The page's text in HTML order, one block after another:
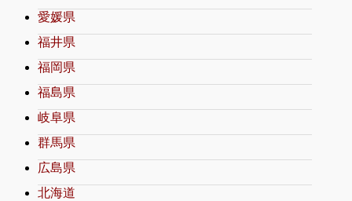
愛媛県
福井県
福岡県
福島県
岐阜県
群馬県
広島県
北海道